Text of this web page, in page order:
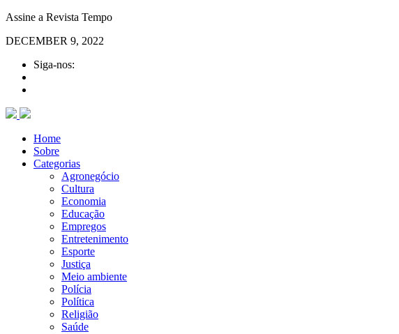
Assine a Revista Tempo
DECEMBER 9, 2022
Siga-nos:
Home
Sobre
Categorias
Agronegócio
Cultura
Economia
Educação
Empregos
Entretenimento
Esporte
Justiça
Meio ambiente
Polícia
Política
Religião
Saúde